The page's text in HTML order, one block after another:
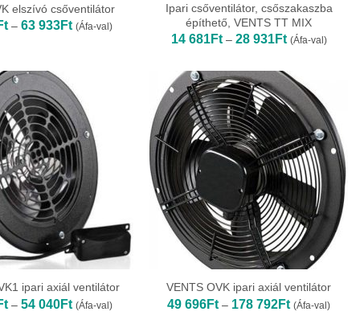
elszívó csőventilátor
– 63 933FtÁrtartomány:
32
(Áfa-val)
Ipari csőventilátor, csőszakaszba
építhető, VENTS TT MIX
14 681Ft – 28 931FtÁrtartomány:
14
-
28
931Ft
(Áfa-val)
ipari axiál ventilátor
– 54 040FtÁrtartomány:
32
(Áfa-val)
VENTS OVK ipari axiál ventilátor
49 696Ft – 178 792FtÁrtartomány:
49
(Áfa-val)